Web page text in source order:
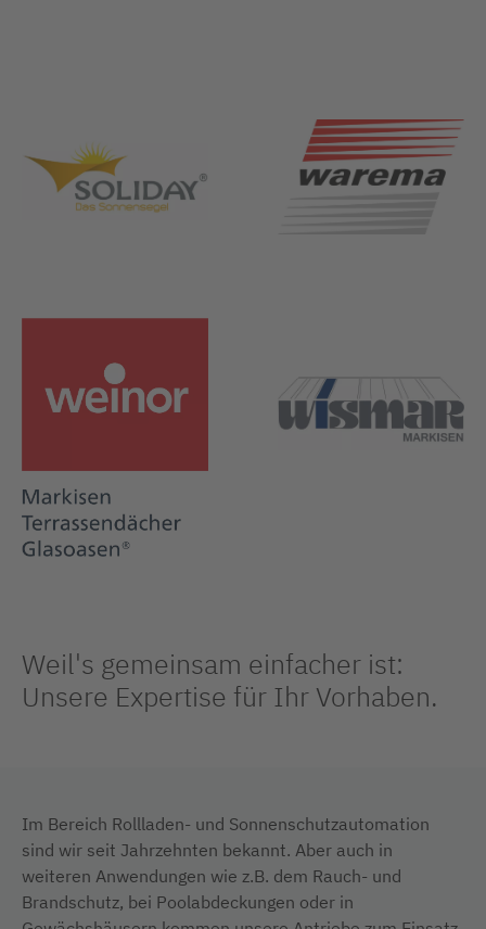
Weil's gemeinsam einfacher ist:
Unsere Expertise für Ihr Vorhaben.
Im Bereich Rollladen- und Sonnenschutzautomation
sind wir seit Jahrzehnten bekannt. Aber auch in
weiteren Anwendungen wie z.B. dem Rauch- und
Brandschutz, bei Poolabdeckungen oder in